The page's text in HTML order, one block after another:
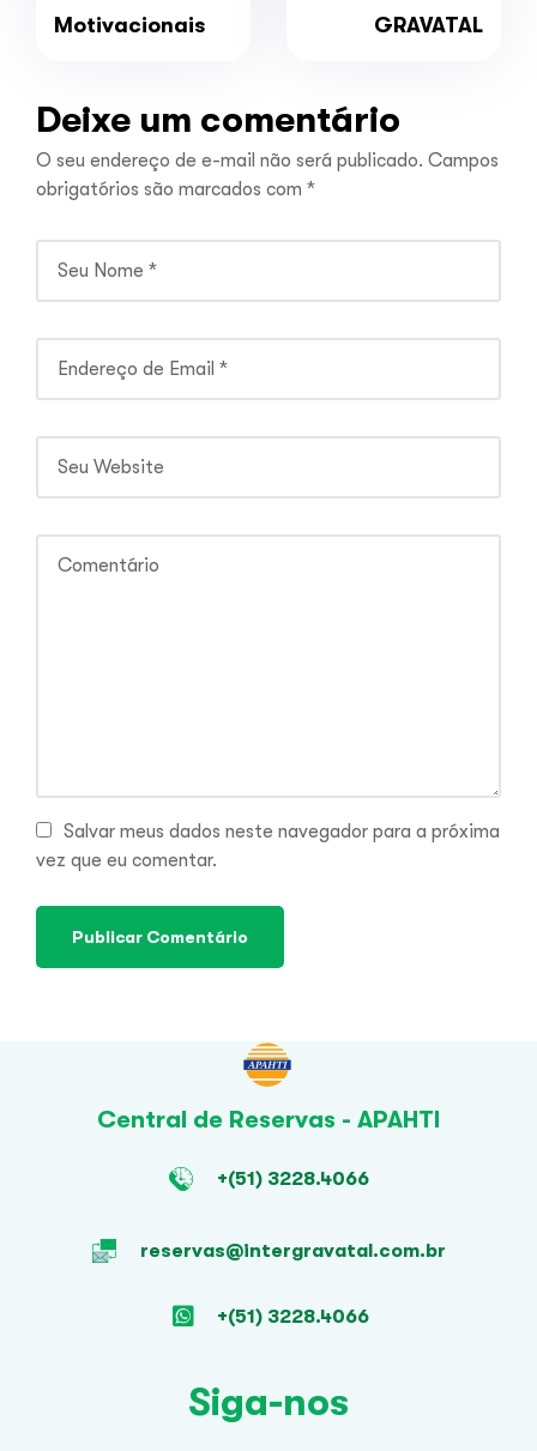
Motivacionais
GRAVATAL
Deixe um comentário
O seu endereço de e-mail não será publicado. Campos
obrigatórios são marcados com *
Salvar meus dados neste navegador para a próxima
vez que eu comentar.
Central de Reservas - APAHTI
+(51) 3228.4066
reservas@intergravatal.com.br
+(51) 3228.4066
Siga-nos